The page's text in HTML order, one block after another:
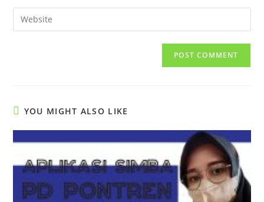
comment
email
address
Enter
your
YOU MIGHT ALSO LIKE